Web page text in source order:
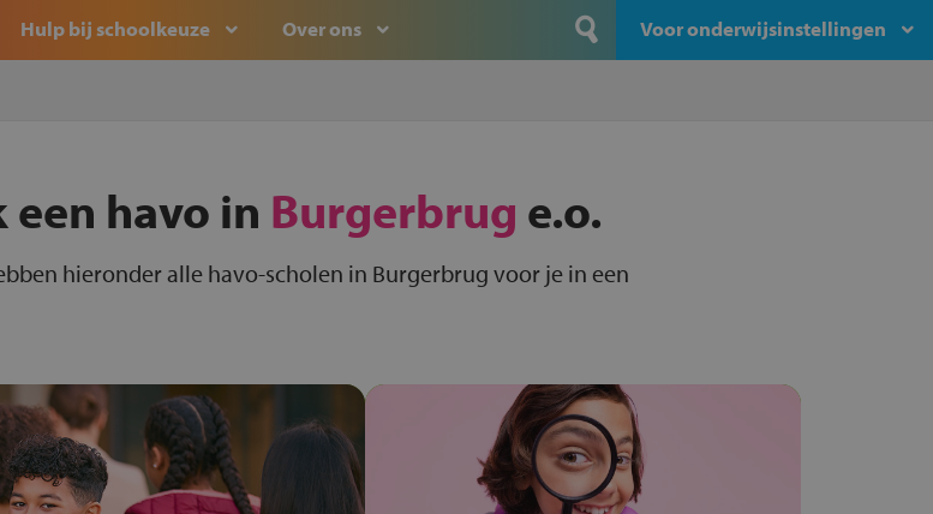
Hulp bij schoolkeuze Over ons Voor onderwijsinstellingen
havo in Burgerbrug e.o.
hieronder alle havo-scholen in Burgerbrug voor je in een